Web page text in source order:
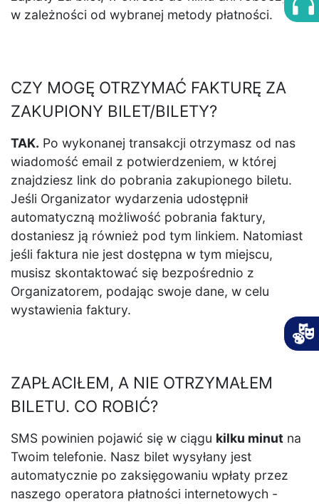
w zależności od wybranej metody płatności.
CZY MOGĘ OTRZYMAĆ FAKTURĘ ZA
ZAKUPIONY BILET/BILETY?
TAK. Po wykonanej transakcji otrzymasz od nas
wiadomość email z potwierdzeniem, w której
znajdziesz link do pobrania zakupionego biletu.
Jeśli Organizator wydarzenia udostępnił
automatyczną możliwość pobrania faktury,
dostaniesz ją również pod tym linkiem. Natomiast
jeśli faktura nie jest dostępna w tym miejscu,
musisz skontaktować się bezpośrednio z
Organizatorem, podając swoje dane, w celu
wystawienia faktury.
ZAPŁACIŁEM, A NIE OTRZYMAŁEM
BILETU. CO ROBIĆ?
SMS powinien pojawić się w ciągu kilku minut na
Twoim telefonie. Nasz bilet wysyłany jest
automatycznie po zaksięgowaniu wpłaty przez
naszego operatora płatności internetowych -